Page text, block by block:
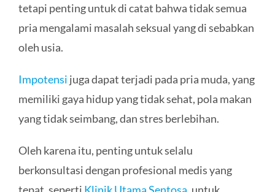
tetapi penting untuk di catat bahwa tidak semua
pria mengalami masalah seksual yang di sebabkan
oleh usia.
Impotensi juga dapat terjadi pada pria muda, yang
memiliki gaya hidup yang tidak sehat, pola makan
yang tidak seimbang, dan stres berlebihan.
Oleh karena itu, penting untuk selalu
berkonsultasi dengan profesional medis yang